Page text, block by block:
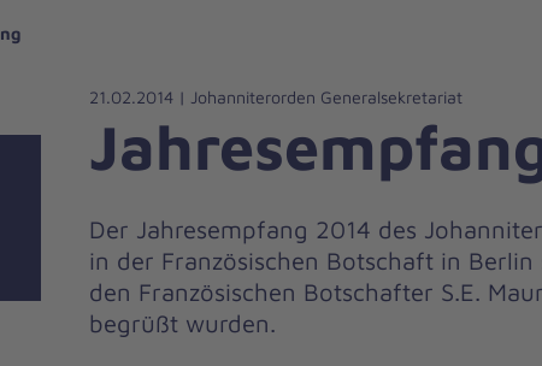
21.02.2014 | Johanniterorden Generalsekretariat
Der Jahresempfang 2014 des
in der Französischen Botschaft in
den Französischen Botschafter S.E.
begrüßt wurden.